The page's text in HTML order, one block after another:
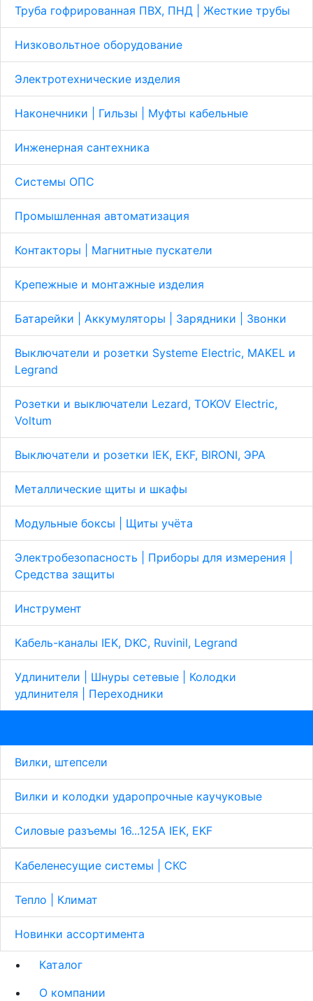
Труба гофрированная ПВХ, ПНД | Жесткие трубы
Низковольтное оборудование
Электротехнические изделия
Наконечники | Гильзы | Муфты кабельные
Инженерная сантехника
Системы ОПС
Промышленная автоматизация
Контакторы | Магнитные пускатели
Крепежные и монтажные изделия
Батарейки | Аккумуляторы | Зарядники | Звонки
Выключатели и розетки Systeme Electric, MAKEL и
Legrand
Розетки и выключатели Lezard, TOKOV Electric,
Voltum
Выключатели и розетки IEK, EKF, BIRONI, ЭРА
Металлические щиты и шкафы
Модульные боксы | Щиты учёта
Электробезопасность | Приборы для измерения |
Средства защиты
Инструмент
Кабель-каналы IEK, DKC, Ruvinil, Legrand
Удлинители | Шнуры сетевые | Колодки
удлинителя | Переходники
Вилки, штепсели
Вилки и колодки ударопрочные каучуковые
Силовые разъемы 16...125А IEK, EKF
Кабеленесущие системы | СКС
Тепло | Климат
Новинки ассортимента
Каталог
О компании